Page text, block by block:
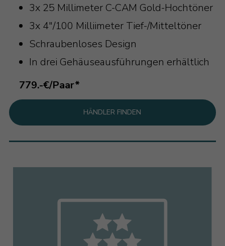
3x 25 Millimeter C-CAM Gold-Hochtöner
3x 4"/100 Milliimeter Tief-/Mitteltöner
Schraubenloses Design
In drei Gehäuseausführungen erhältlich
779.-€/Paar*
HÄNDLER FINDEN